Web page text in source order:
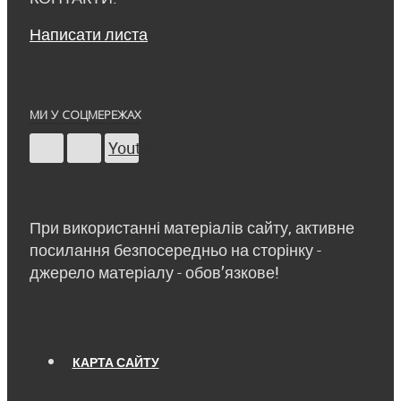
Написати листа
МИ У СОЦМЕРЕЖАХ
Youtube
При використанні матеріалів сайту, активне
посилання безпосередньо на сторінку -
джерело матеріалу - обов’язкове!
КАРТА САЙТУ